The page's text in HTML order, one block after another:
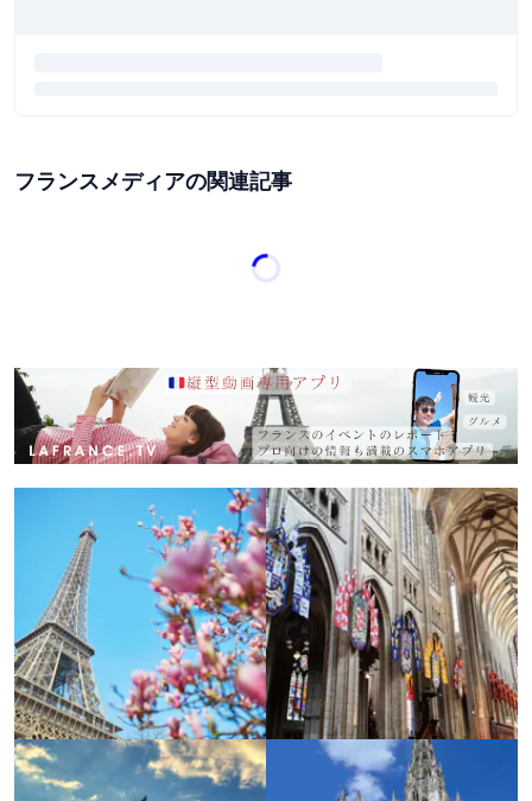
フランスメディアの関連記事